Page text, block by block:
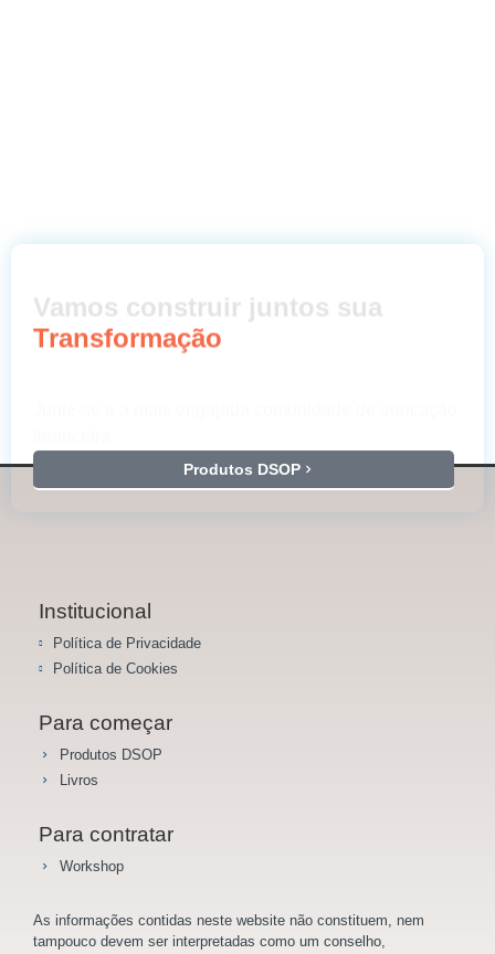
Transformação
Produtos DSOP
Institucional
Política de Privacidade
Política de Cookies
Para começar
Produtos DSOP
Livros
Para contratar
Workshop
As informações contidas neste website não constituem, nem
tampouco devem ser interpretadas como um conselho,